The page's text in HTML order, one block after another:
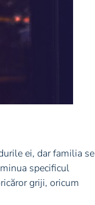
ei, dar familia se
specificul
griji, oricum